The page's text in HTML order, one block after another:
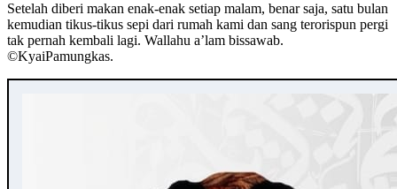
Setelah diberi makan enak-enak setiap malam, benar saja, satu bulan
kemudian tikus-tikus sepi dari rumah kami dan sang terorispun pergi
tak pernah kembali lagi. Wallahu a’lam bissawab.
©️KyaiPamungkas.